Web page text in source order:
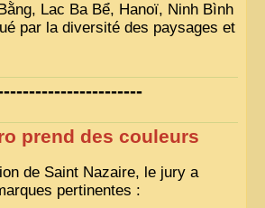
Lac Ba Bể, Hanoï, Ninh Bình
par la diversité des paysages et
prend des couleurs
de Saint Nazaire, le jury a
pertinentes :